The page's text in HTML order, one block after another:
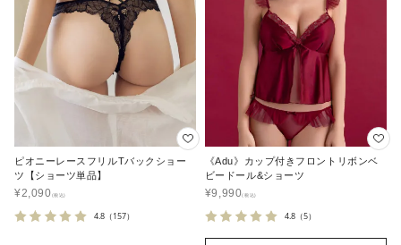
ピオニーレースフリルTバックショー
ツ【ショーツ単品】
¥2,090
4.8 （157）
《Adu》カップ付きフロントリボンベ
ビードール&ショーツ
¥9,990
4.8（5）